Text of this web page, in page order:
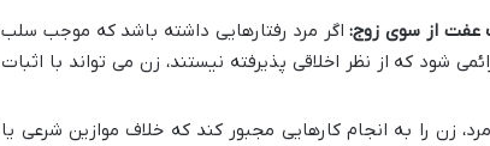
عفت از سوی زوج:اگر مرد رفتارهایی داشته باشد که موجب سلب
شود که از نظر اخلاقی پذیرفته نیستند، زن می تواند با اثبات
زن را به انجام کارهایی مجبور کند که خلاف موازین شرعی یا